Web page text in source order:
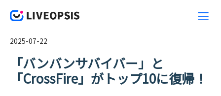
2025-07-22
「バンバンサバイバー」と
「CrossFire」がトップ10に復帰！